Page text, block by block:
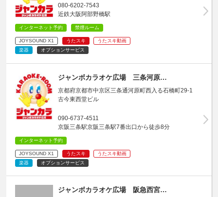
080-6202-7543
近鉄大阪阿部野橋駅
インターネット予約 禁煙ルーム
JOYSOUND X1 うたスキ
うたスキ動画
楽器
オプションサービス
ジャンボカラオケ広場 三条河原…
京都府京都市中京区三条通河原町西入る石橋町29-1
古今東西堂ビル
090-6737-4511
京阪三条駅京阪三条駅7番出口から徒歩8分
インターネット予約
JOYSOUND X1 うたスキ
うたスキ動画
楽器
オプションサービス
ジャンボカラオケ広場 阪急西宮…